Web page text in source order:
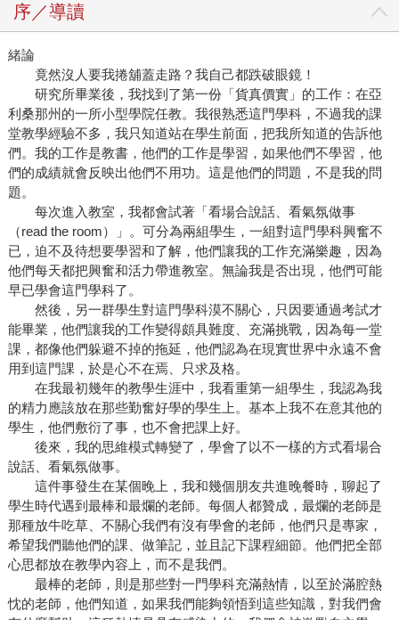
序／導讀
緒論
竟然沒人要我捲舖蓋走路？我自己都跌破眼鏡！
研究所畢業後，我找到了第一份「貨真價實」的工作：在亞
利桑那州的一所小型學院任教。我很熟悉這門學科，不過我的課
堂教學經驗不多，我只知道站在學生前面，把我所知道的告訴他
們。我的工作是教書，他們的工作是學習，如果他們不學習，他
們的成績就會反映出他們不用功。這是他們的問題，不是我的問
題。
每次進入教室，我都會試著「看場合說話、看氣氛做事
（read the room）」。可分為兩組學生，一組對這門學科興奮不
已，迫不及待想要學習和了解，他們讓我的工作充滿樂趣，因為
他們每天都把興奮和活力帶進教室。無論我是否出現，他們可能
早已學會這門學科了。
然後，另一群學生對這門學科漠不關心，只因要通過考試才
能畢業，他們讓我的工作變得頗具難度、充滿挑戰，因為每一堂
課，都像他們躲避不掉的拖延，他們認為在現實世界中永遠不會
用到這門課，於是心不在焉、只求及格。
在我最初幾年的教學生涯中，我看重第一組學生，我認為我
的精力應該放在那些勤奮好學的學生上。基本上我不在意其他的
學生，他們敷衍了事，也不會把課上好。
後來，我的思維模式轉變了，學會了以不一樣的方式看場合
說話、看氣氛做事。
這件事發生在某個晚上，我和幾個朋友共進晚餐時，聊起了
學生時代遇到最棒和最爛的老師。每個人都贊成，最爛的老師是
那種放牛吃草、不關心我們有沒有學會的老師，他們只是專家，
希望我們聽他們的課、做筆記，並且記下課程細節。他們把全部
心思都放在教學內容上，而不是我們。
最棒的老師，則是那些對一門學科充滿熱情，以至於滿腔熱
忱的老師，他們知道，如果我們能夠領悟到這些知識，對我們會